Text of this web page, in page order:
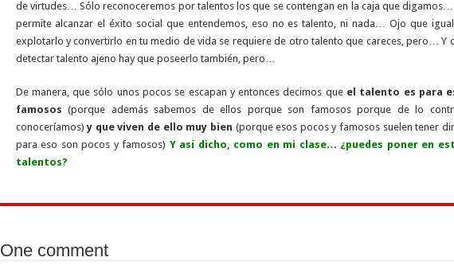
de virtudes… Sólo reconoceremos por talentos los que se contengan en la caja que
permite alcanzar el éxito social que entendemos, eso no es talento, ni nada… Ojo que
explotarlo y convertirlo en tu medio de vida se requiere de otro talento que careces, pero… Y
detectar talento ajeno hay que poseerlo también, pero…
De manera, que sólo unos pocos se escapan y entonces decimos que el talento es para
famosos (porque además sabemos de ellos porque son famosos porque de lo
conoceríamos)y que viven de ello muy bien (porque esos pocos y famosos suelen tener
para eso son pocos y famosos) Y así dicho, como en mi clase… ¿puedes poner en
talentos?
One comment